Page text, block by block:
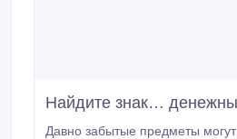
Найдите знак…
Давно забытые предметы